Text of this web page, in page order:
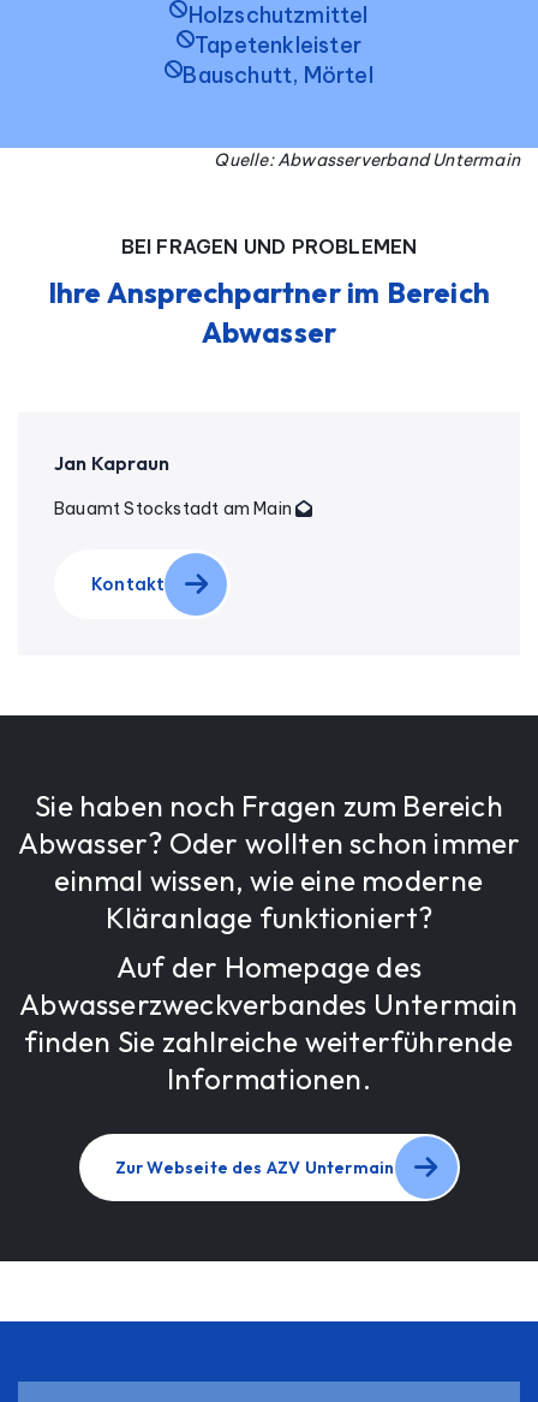
Holzschutzmittel
Tapetenkleister
Bauschutt, Mörtel
Quelle: Abwasserverband Untermain
BEI FRAGEN UND PROBLEMEN
Ihre Ansprechpartner im Bereich
Abwasser
Jan Kapraun
Bauamt Stockstadt am Main
Kontakt
Sie haben noch Fragen zum Bereich
Abwasser? Oder wollten schon immer
einmal wissen, wie eine moderne
Kläranlage funktioniert?
Auf der Homepage des
Abwasserzweckverbandes Untermain
finden Sie zahlreiche weiterführende
Informationen.
Zur Webseite des AZV Untermain